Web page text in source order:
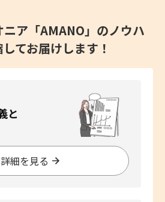
ア「AMANO」のノウハ
てお届けします！
と
詳細を見る